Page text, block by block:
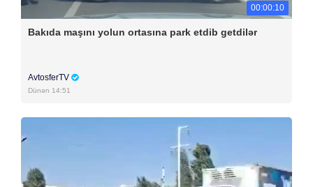
00:00:10
Bakıda maşını yolun ortasına park etdib getdilər
AvtosferTV
Dünən 14:51